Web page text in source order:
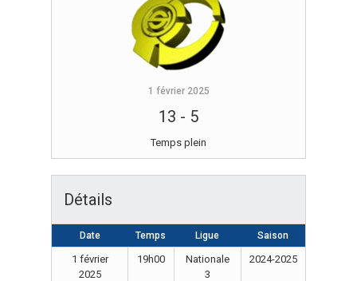
1 février 2025
13 - 5
Temps plein
Détails
Date Temps Ligue Saison
1 février
2025
19h00
Nationale
3
2024-2025